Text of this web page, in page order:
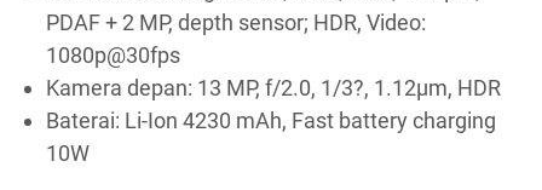
PDAF + 2 MP, depth sensor; HDR, Video:
1080p@30fps
Kamera depan: 13 MP, f/2.0, 1/3?, 1.12µm, HDR
Baterai: Li-Ion 4230 mAh, Fast battery charging
10W